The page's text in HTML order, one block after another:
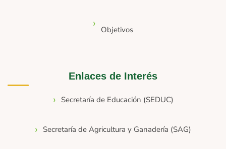
Objetivos
Enlaces de Interés
Secretaría de Educación (SEDUC)
Secretaría de Agricultura y Ganadería (SAG)